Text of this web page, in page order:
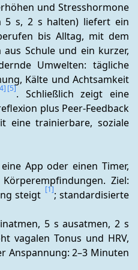
und Stresshormone
5 s, 2 s halten) liefert ein
bis Alltag, mit dem
Schule und ein kurzer,
Umwelten: tägliche
Kälte und Achtsamkeit
[5]. Schließlich zeigt eine
plus Peer-Feedback
eine trainierbare, soziale
App oder einen Timer,
Ziel:
steigt [1]; standardisierte
5 s ausatmen, 2 s
vagalen Tonus und HRV,
Anspannung: 2–3 Minuten